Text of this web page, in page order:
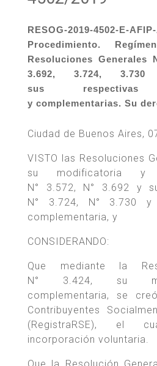
RESOG-2019-
Procedimiento.
Resoluciones Generales
3.692, 3.724,
sus respectivas
y complementarias. Su
Ciudad de Buenos Aires,
VISTO las Resoluciones
su modificatoria y
N° 3.572, N° 3.692 y
N° 3.724, N° 3.730
complementaria, y
CONSIDERANDO:
Que mediante la
N° 3.424, su
complementaria, se
Contribuyentes
(RegistraRSE), el
incorporación voluntaria.